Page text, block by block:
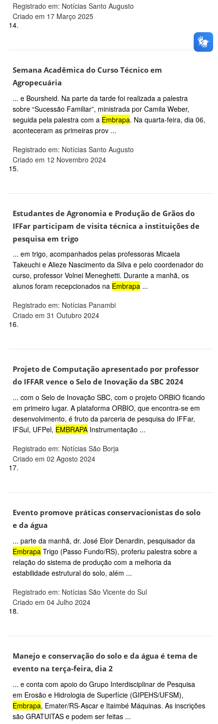
Registrado em: Notícias Santo Augusto
Criado em 17 Março 2025
14.
Semana Acadêmica do Curso Técnico em
Agropecuária
... e Boursheid. Na parte da tarde foi realizada a palestra
sobre “Sucessão Familiar”, ministrada por Camila Weber,
seguida pela palestra com a Embrapa. Na quarta-feira, dia 06,
aconteceram as primeiras prov ...
Registrado em: Notícias Santo Augusto
Criado em 12 Novembro 2024
15.
Estudantes de Agronomia e Produção de Grãos do
IFFar participam de visita técnica a instituições de
pesquisa em trigo
... em trigo, acompanhados pelas professoras Micaela
Takeuchi e Alieze Nascimento da Silva e pelo coordenador do
curso, professor Volnei Meneghetti. Durante a manhã, os
alunos foram recepcionados na Embrapa ...
Registrado em: Notícias Panambi
Criado em 31 Outubro 2024
16.
Projeto de Computação apresentado por professor
do IFFAR vence o Selo de Inovação da SBC 2024
... com o Selo de Inovação SBC, com o projeto ORBIO ficando
em primeiro lugar. A plataforma ORBIO, que encontra-se em
desenvolvimento, é fruto da parceria de pesquisa do IFFar,
IFSul, UFPel, EMBRAPA Instrumentação ...
Registrado em: Notícias São Borja
Criado em 02 Agosto 2024
17.
Evento promove práticas conservacionistas do solo
e da água
... parte da manhã, dr. José Eloir Denardin, pesquisador da
Embrapa Trigo (Passo Fundo/RS), proferiu palestra sobre a
relação do sistema de produção com a melhoria da
estabilidade estrutural do solo, além ...
Registrado em: Notícias São Vicente do Sul
Criado em 04 Julho 2024
18.
Manejo e conservação do solo e da água é tema de
evento na terça-feira, dia 2
... e conta com apoio do Grupo Interdisciplinar de Pesquisa
em Erosão e Hidrologia de Superfície (GIPEHS/UFSM),
Embrapa, Emater/RS-Ascar e Itaimbé Máquinas. As inscrições
são GRATUITAS e podem ser feitas ...